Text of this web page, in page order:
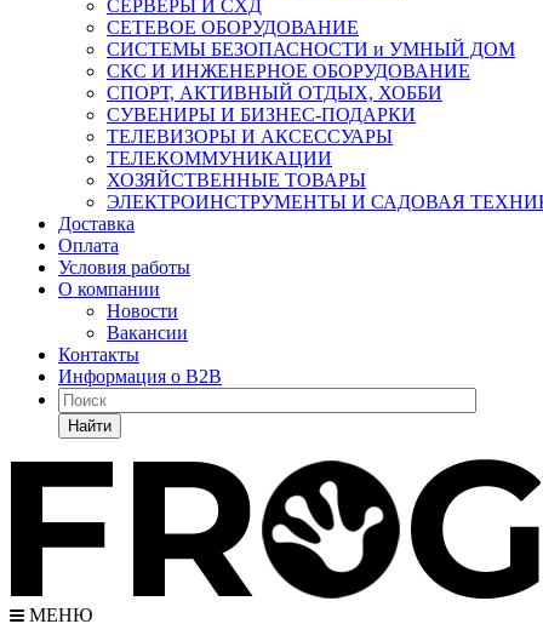
СЕРВЕРЫ И СХД
СЕТЕВОЕ ОБОРУДОВАНИЕ
СИСТЕМЫ БЕЗОПАСНОСТИ и УМНЫЙ ДОМ
СКС И ИНЖЕНЕРНОЕ ОБОРУДОВАНИЕ
СПОРТ, АКТИВНЫЙ ОТДЫХ, ХОББИ
СУВЕНИРЫ И БИЗНЕС-ПОДАРКИ
ТЕЛЕВИЗОРЫ И АКСЕССУАРЫ
ТЕЛЕКОММУНИКАЦИИ
ХОЗЯЙСТВЕННЫЕ ТОВАРЫ
ЭЛЕКТРОИНСТРУМЕНТЫ И САДОВАЯ
Доставка
Оплата
Условия работы
О компании
Новости
Вакансии
Контакты
Информация о B2B
Найти
МЕНЮ